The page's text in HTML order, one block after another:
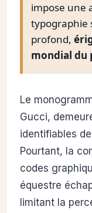
impose une
typographie
profond,
mondial du
Le monogramme GG, conçu en 1933 par Aldo
Gucci,
identifiables
Pourtant, la
codes
équestre
limitant la